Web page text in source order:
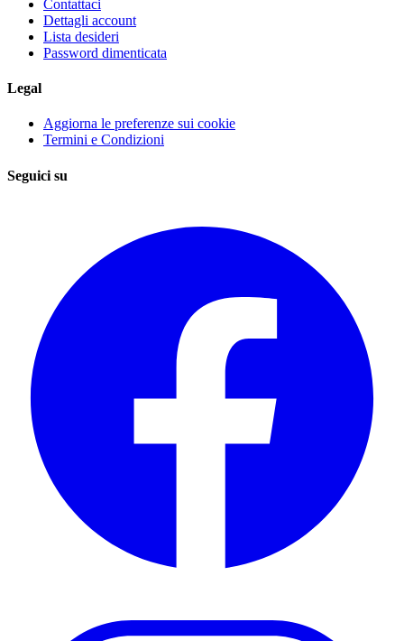
Contattaci
Dettagli account
Lista desideri
Password dimenticata
Legal
Aggiorna le preferenze sui cookie
Termini e Condizioni
Seguici su